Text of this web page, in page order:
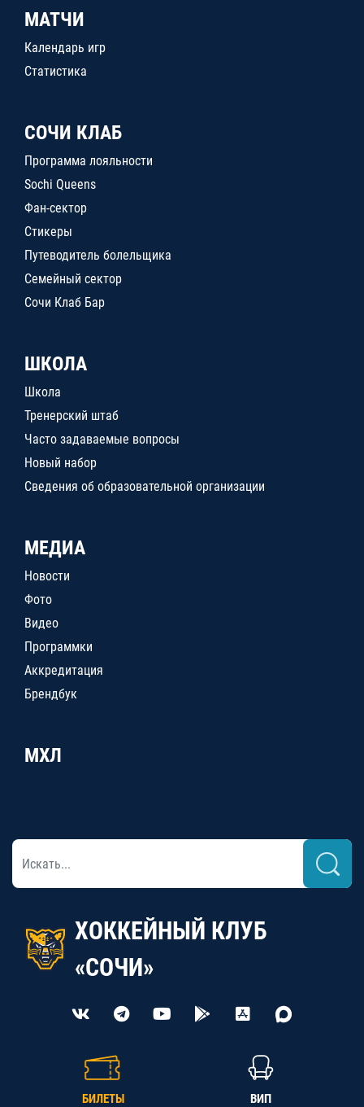
МАТЧИ
Календарь игр
Статистика
СОЧИ КЛАБ
Программа лояльности
Sochi Queens
Фан-сектор
Стикеры
Путеводитель болельщика
Семейный сектор
Сочи Клаб Бар
ШКОЛА
Школа
Тренерский штаб
Часто задаваемые вопросы
Новый набор
Сведения об образовательной организации
МЕДИА
Новости
Фото
Видео
Программки
Аккредитация
Брендбук
МХЛ
ХОККЕЙНЫЙ КЛУБ
«СОЧИ»
БИЛЕТЫ ВИП